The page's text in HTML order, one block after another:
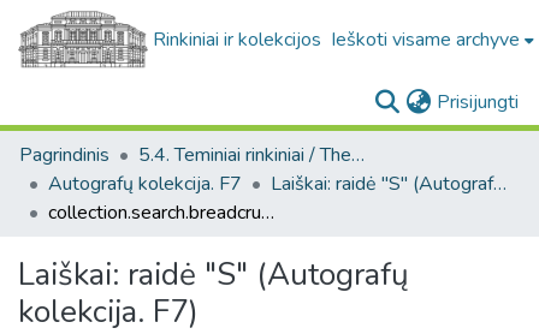
Rinkiniai ir kolekcijos Ieškoti visame archyve
Prisijungti
Pagrindinis
5.4. Teminiai rinkiniai / Thematic collections
Autografų kolekcija. F7
Laiškai: raidė "S" (Autografų kolekcija. F7)
collection.search.breadcrumbs
Laiškai: raidė "S" (Autografų
kolekcija. F7)